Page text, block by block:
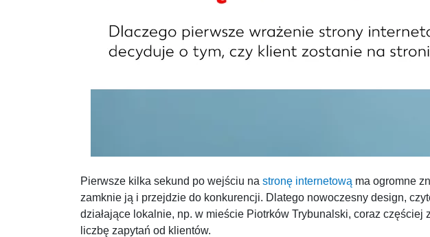
Pierwsze kilka sekund po wejściu na stronę internetową ma ogromne
zamknie ją i przejdzie do konkurencji. Dlatego nowoczesny design,
działające lokalnie, np. w mieście Piotrków Trybunalski, coraz
liczbę zapytań od klientów.